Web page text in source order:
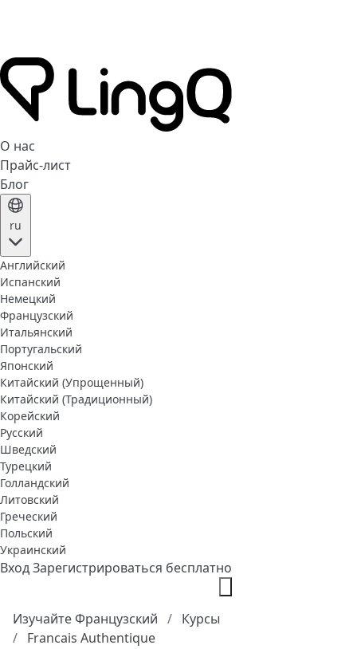
О нас
Прайс-лист
Блог
ru
Английский
Испанский
Немецкий
Французский
Итальянский
Португальский
Японский
Китайский (Упрощенный)
Китайский (Традиционный)
Корейский
Русский
Шведский
Турецкий
Голландский
Литовский
Греческий
Польский
Украинский
ВходЗарегистрироваться бесплатно
Изучайте Французский
Курсы
Francais Authentique